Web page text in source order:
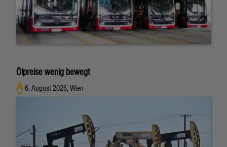
Ölpreise wenig bewegt
6. August 2026, Wien